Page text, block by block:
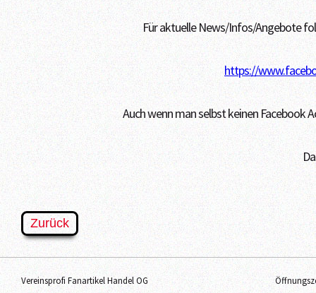
Für aktuelle News/Infos/Angebote
https://
Auch wenn man selbst keinen Facebook
Vereinsprofi Fanartikel Handel OG